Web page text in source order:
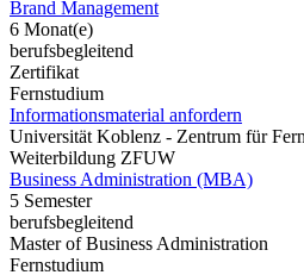
Brand Management
6 Monat(e)
berufsbegleitend
Zertifikat
Fernstudium
Informationsmaterial anfordern
Universität Koblenz - Zentrum für
Weiterbildung ZFUW
Business Administration (MBA)
5 Semester
berufsbegleitend
Master of Business Administration
Fernstudium